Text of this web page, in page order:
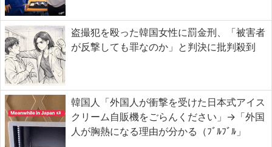
盗撮犯を殴った韓国女性に罰金刑、「被害者
が反撃しても罪なのか」と判決に批判殺到
韓国人「外国人が衝撃を受けた日本式アイス
クリーム自販機をごらんください」→「外国
人が胸熱になる理由が分かる（ﾌﾞﾙﾌﾞﾙ」